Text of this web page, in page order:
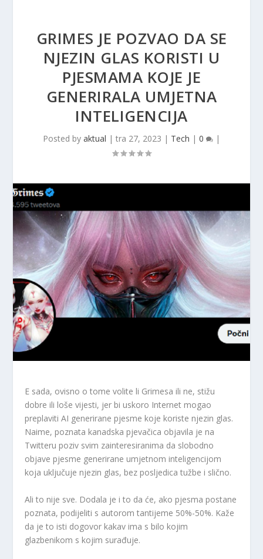
GRIMES JE POZVAO DA SE
NJEZIN GLAS KORISTI U
PJESMAMA KOJE JE
GENERIRALA UMJETNA
INTELIGENCIJA
Posted by aktual | tra 27, 2023 | Tech | 0 |
E sada, ovisno o tome volite li Grimesa ili ne, stižu
dobre ili loše vijesti, jer bi uskoro Internet mogao
preplaviti AI generirane pjesme koje koriste njezin glas.
Naime, poznata kanadska pjevačica objavila je na
Twitteru poziv svim zainteresiranima da slobodno
objave pjesme generirane umjetnom inteligencijom
koja uključuje njezin glas, bez posljedica tužbe i slično.
Ali to nije sve. Dodala je i to da će, ako pjesma postane
poznata, podijeliti s autorom tantijeme 50%-50%. Kaže
da je to isti dogovor kakav ima s bilo kojim
glazbenikom s kojim surađuje.